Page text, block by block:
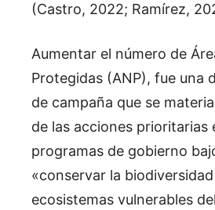
(Castro, 2022; Ramírez,
Aumentar el número de
Protegidas (ANP), fue una
de campaña que se
de las acciones prioritarias
programas de gobierno
«conservar la
ecosistemas vulnerables